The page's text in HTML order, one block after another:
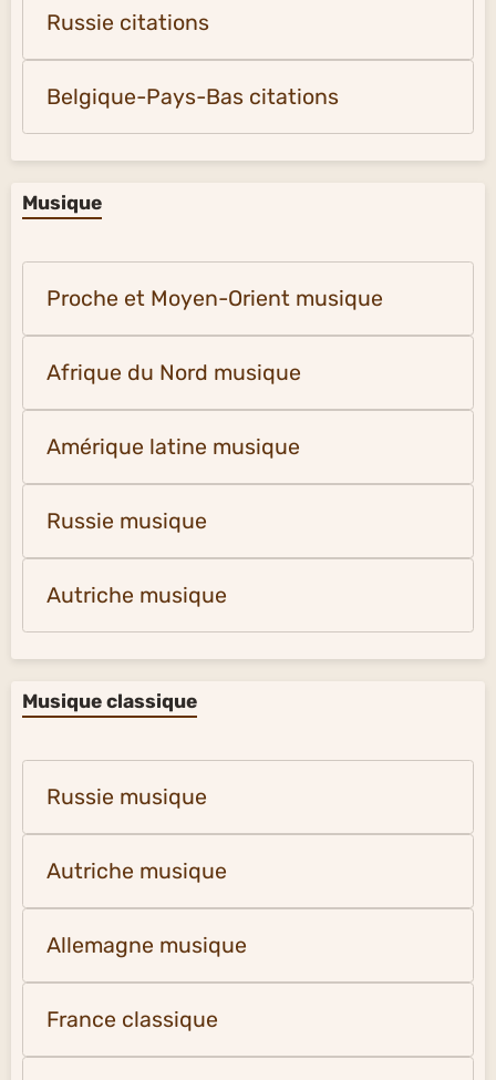
Russie citations
Belgique-Pays-Bas citations
Musique
Proche et Moyen-Orient musique
Afrique du Nord musique
Amérique latine musique
Russie musique
Autriche musique
Musique classique
Russie musique
Autriche musique
Allemagne musique
France classique